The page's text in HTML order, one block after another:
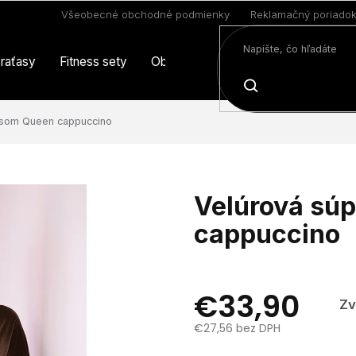
Všeobecné obchodné podmienky Reklamačný poriadok
HĽADAŤ
Fitness sety Oblečenie
Queen cappuccino
Velúrová
cappuccino
€33,90
€27,56 bez DPH